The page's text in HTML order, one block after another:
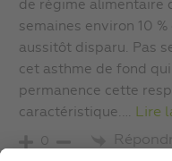
de régime alimentaire
semaines environ 10
aussitôt disparu. Pas
cet asthme de fond
permanence cette
caractéristique. … Lire
0